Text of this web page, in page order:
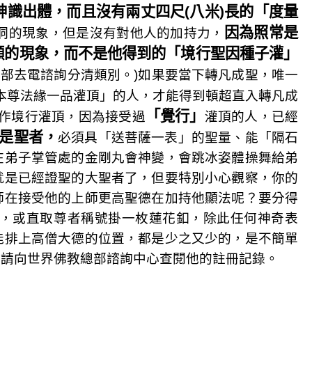
出體，而且沒有兩丈四尺(八米)長的「度量
的現象，但是沒有對他人的加持力，
因為照常是
現象，而不是他得到的「境行聖因種子灌」
去電諮詢分清類別。)如果要當下轉凡成聖，唯一
法緣一品灌頂」的人，才能得到頓超直入轉凡成
境行灌頂，因為接受過
「覺行」 灌頂的人，已經
聖者，必須具「送菩薩一表」的聖量、能「隔石
子掌管處的金剛丸會神變，會跳冰姿體操舞給弟
已經證聖的大聖者了，但要特別小心觀察，你的
接受他的上師更高聖德在加持他顯法呢？要分得
或直取尊者稱號掛一枚蓮花釦，除此任何神奇表
上高僧大德的位置，都是少之又少的，是不簡單
向世界佛教總部諮詢中心查閱他的註冊記錄。